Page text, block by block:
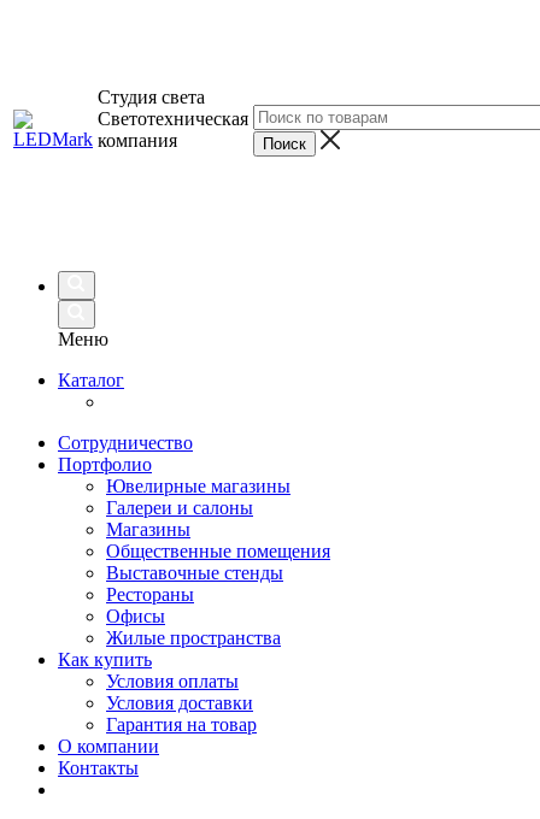
Студия света
Светотехническая
компания
Меню
Каталог
Сотрудничество
Портфолио
Ювелирные магазины
Галереи и салоны
Магазины
Общественные помещения
Выставочные стенды
Рестораны
Офисы
Жилые пространства
Как купить
Условия оплаты
Условия доставки
Гарантия на товар
О компании
Контакты